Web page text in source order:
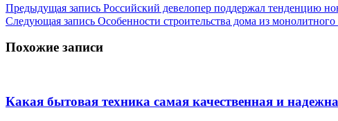
Предыдущая запись Российский девелопер поддержал тенденцию
Следующая запись Особенности строительства дома из
Похожие записи
Какая бытовая техника самая качественная и